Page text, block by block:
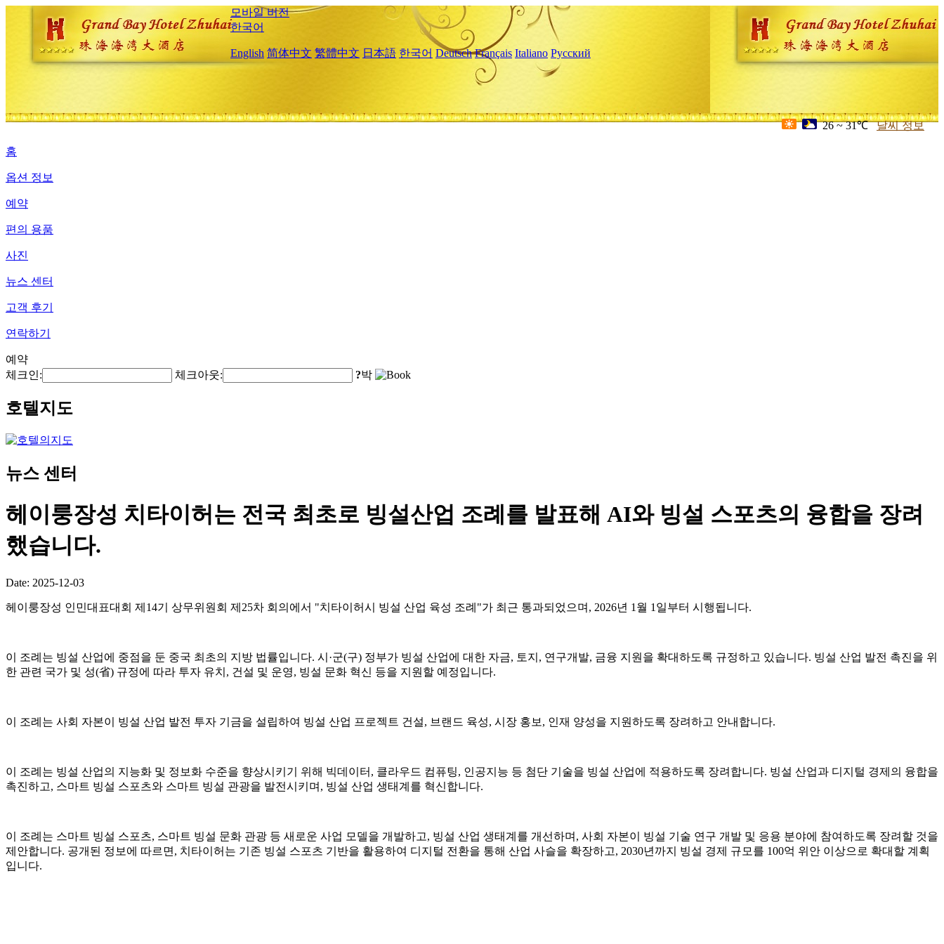
모바일 버전
한국어
English 简体中文 繁體中文 日本語 한국어 Deutsch Français Italiano Русский
26 ~ 31℃ 날씨 정보
홈
옵션 정보
예약
편의 용품
사진
뉴스 센터
고객 후기
연락하기
예약
체크인:
체크아웃: ?박
호텔지도
뉴스 센터
헤이룽장성 치타이허는 전국 최초로 빙설산업 조례를 발표해 AI와 빙설 스포츠의 융합을 장려
했습니다.
Date: 2025-12-03
헤이룽장성 인민대표대회 제14기 상무위원회 제25차 회의에서 "치타이허시 빙설 산업 육성 조례"가 최근 통과되었으며, 2026년 1월 1일부터 시행됩니다.
이 조례는 빙설 산업에 중점을 둔 중국 최초의 지방 법률입니다. 시·군(구) 정부가 빙설 산업에 대한 자금, 토지, 연구개발, 금융 지원을 확대하도록 규정하고 있습니다. 빙설 산업 발전 촉진을 위
한 관련 국가 및 성(省) 규정에 따라 투자 유치, 건설 및 운영, 빙설 문화 혁신 등을 지원할 예정입니다.
이 조례는 사회 자본이 빙설 산업 발전 투자 기금을 설립하여 빙설 산업 프로젝트 건설, 브랜드 육성, 시장 홍보, 인재 양성을 지원하도록 장려하고 안내합니다.
이 조례는 빙설 산업의 지능화 및 정보화 수준을 향상시키기 위해 빅데이터, 클라우드 컴퓨팅, 인공지능 등 첨단 기술을 빙설 산업에 적용하도록 장려합니다. 빙설 산업과 디지털 경제의 융합을
촉진하고, 스마트 빙설 스포츠와 스마트 빙설 관광을 발전시키며, 빙설 산업 생태계를 혁신합니다.
이 조례는 스마트 빙설 스포츠, 스마트 빙설 문화 관광 등 새로운 사업 모델을 개발하고, 빙설 산업 생태계를 개선하며, 사회 자본이 빙설 기술 연구 개발 및 응용 분야에 참여하도록 장려할 것을
제안합니다. 공개된 정보에 따르면, 치타이허는 기존 빙설 스포츠 기반을 활용하여 디지털 전환을 통해 산업 사슬을 확장하고, 2030년까지 빙설 경제 규모를 100억 위안 이상으로 확대할 계획
입니다.